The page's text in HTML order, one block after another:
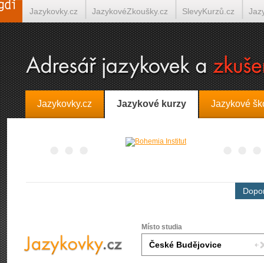
Jazykovky.cz Jazykové kurzy Jazykové
Místo studia
Jazykovky.cz JazykovéZkoušky.cz SlevyKurzů.cz
Španělština on-line Italština on-line Tlumočení-